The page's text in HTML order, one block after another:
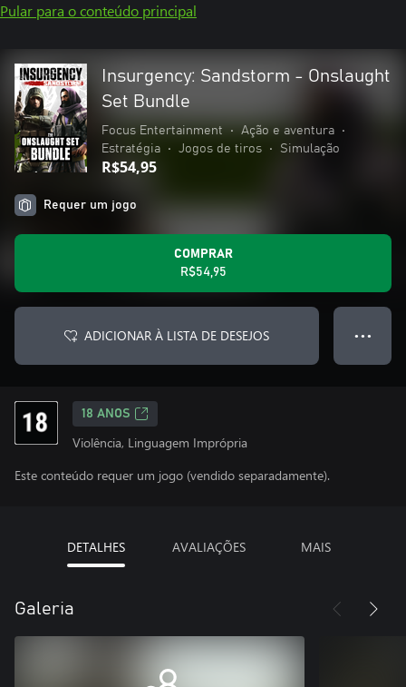
Pular para o conteúdo principal
Insurgency: Sandstorm - Onslaught
Set Bundle
Focus Entertainment • Ação e aventura
•
Estratégia
• Jogos de tiros • Simulação
R$54,95
Requer um jogo
COMPRAR
R$54,95
ADICIONAR À LISTA DE DESEJOS ● ● ●
18 ANOS
Violência, Linguagem Imprópria
Este conteúdo requer um jogo (vendido separadamente).
DETALHES AVALIAÇÕES MAIS
Galeria